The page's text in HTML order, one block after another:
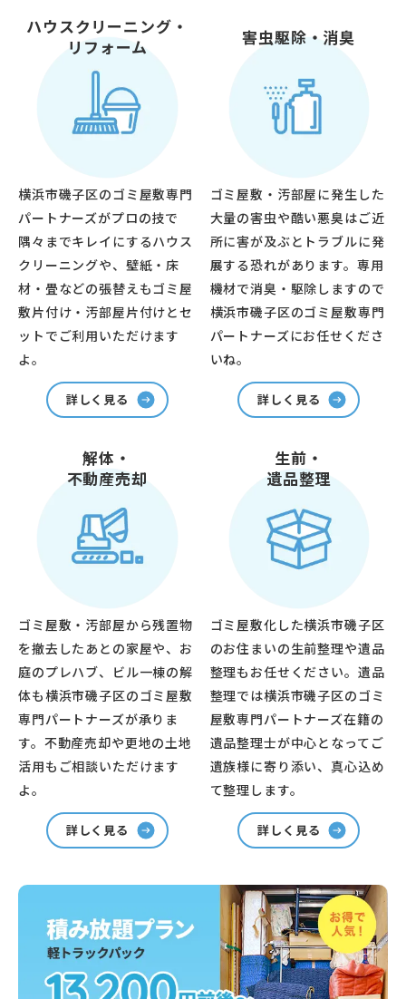
ハウスクリーニング・
リフォーム
横浜市磯子区のゴミ屋敷専門
パートナーズがプロの技で
隅々までキレイにするハウス
クリーニングや、壁紙・床
材・畳などの張替えもゴミ屋
敷片付け・汚部屋片付けとセ
ットでご利用いただけます
よ。
詳しく見る
害虫駆除・消臭
ゴミ屋敷・汚部屋に発生した
大量の害虫や酷い悪臭はご近
所に害が及ぶとトラブルに発
展する恐れがあります。専用
機材で消臭・駆除しますので
横浜市磯子区のゴミ屋敷専門
パートナーズにお任せくださ
いね。
詳しく見る
解体・
不動産売却
ゴミ屋敷・汚部屋から残置物
を撤去したあとの家屋や、お
庭のプレハブ、ビル一棟の解
体も横浜市磯子区のゴミ屋敷
専門パートナーズが承りま
す。不動産売却や更地の土地
活用もご相談いただけます
よ。
詳しく見る
生前・
遺品整理
ゴミ屋敷化した横浜市磯子区
のお住まいの生前整理や遺品
整理もお任せください。遺品
整理では横浜市磯子区のゴミ
屋敷専門パートナーズ在籍の
遺品整理士が中心となってご
遺族様に寄り添い、真心込め
て整理します。
詳しく見る